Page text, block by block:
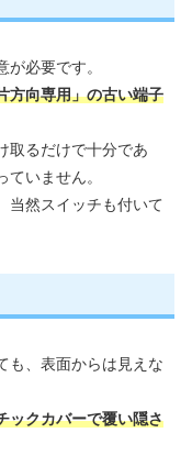
必要です。
方向専用」の古い端子
取るだけで十分であ
いません。
当然スイッチも付いて
も、表面からは見えな
ックカバーで覆い隠さ